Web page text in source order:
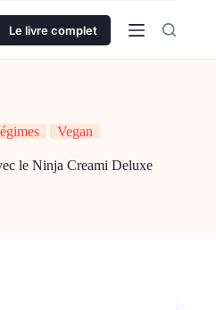
Le livre complet
Vegan
le Ninja Creami Deluxe